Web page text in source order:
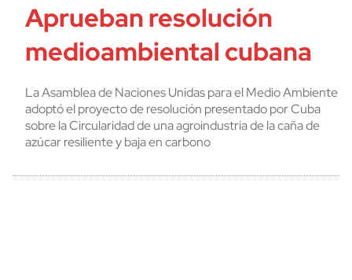
Aprueban resolución
medioambiental cubana
La Asamblea de Naciones Unidas para el Medio Ambiente
adoptó el proyecto de resolución presentado por Cuba
sobre la Circularidad de una agroindustria de la caña de
azúcar resiliente y baja en carbono